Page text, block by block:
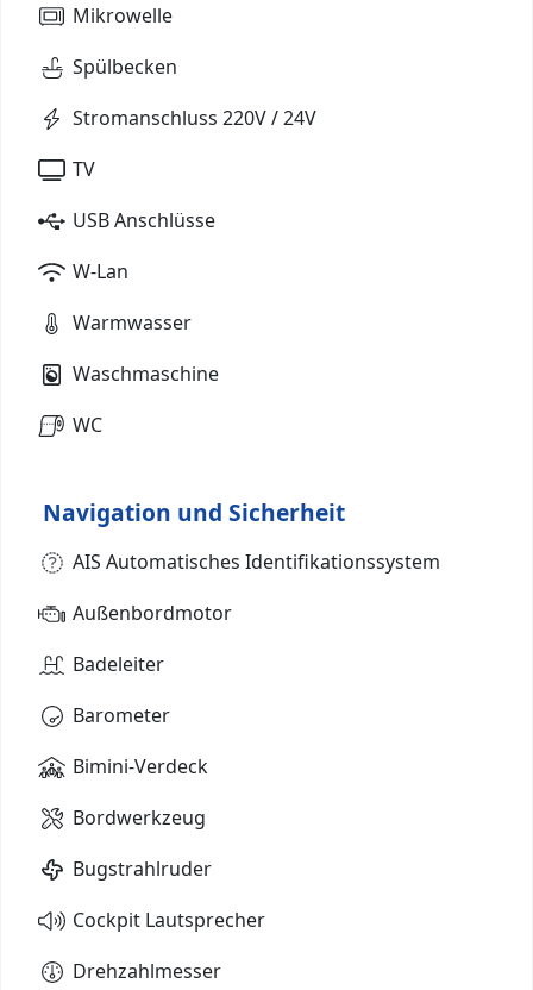
Mikrowelle
Spülbecken
Stromanschluss 220V / 24V
TV
USB Anschlüsse
W-Lan
Warmwasser
Waschmaschine
WC
Navigation und Sicherheit
AIS Automatisches Identifikationssystem
Außenbordmotor
Badeleiter
Barometer
Bimini-Verdeck
Bordwerkzeug
Bugstrahlruder
Cockpit Lautsprecher
Drehzahlmesser